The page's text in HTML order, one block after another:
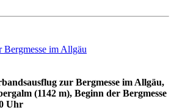
Bergmesse im Allgäu
zur Bergmesse im Allgäu,
(1142 m), Beginn der Bergmesse
Uhr